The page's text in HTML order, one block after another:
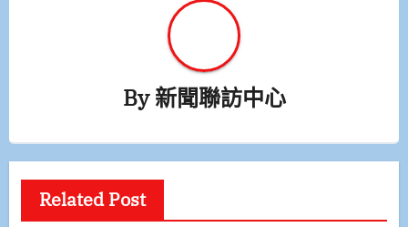
By新聞聯訪中心
Related Post